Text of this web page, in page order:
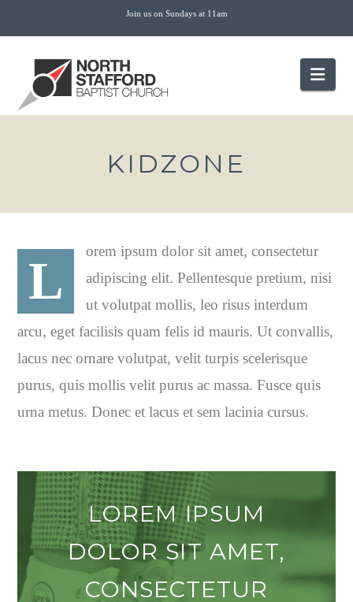
Join us on Sundays at 11am
KIDZONE
L
orem ipsum dolor sit amet, consectetur
adipiscing elit. Pellentesque pretium, nisi
ut volutpat mollis, leo risus interdum
arcu, eget facilisis quam felis id mauris. Ut convallis,
lacus nec ornare volutpat, velit turpis scelerisque
purus, quis mollis velit purus ac massa. Fusce quis
urna metus. Donec et lacus et sem lacinia cursus.
LOREM IPSUM
DOLOR SIT AMET,
CONSECTETUR